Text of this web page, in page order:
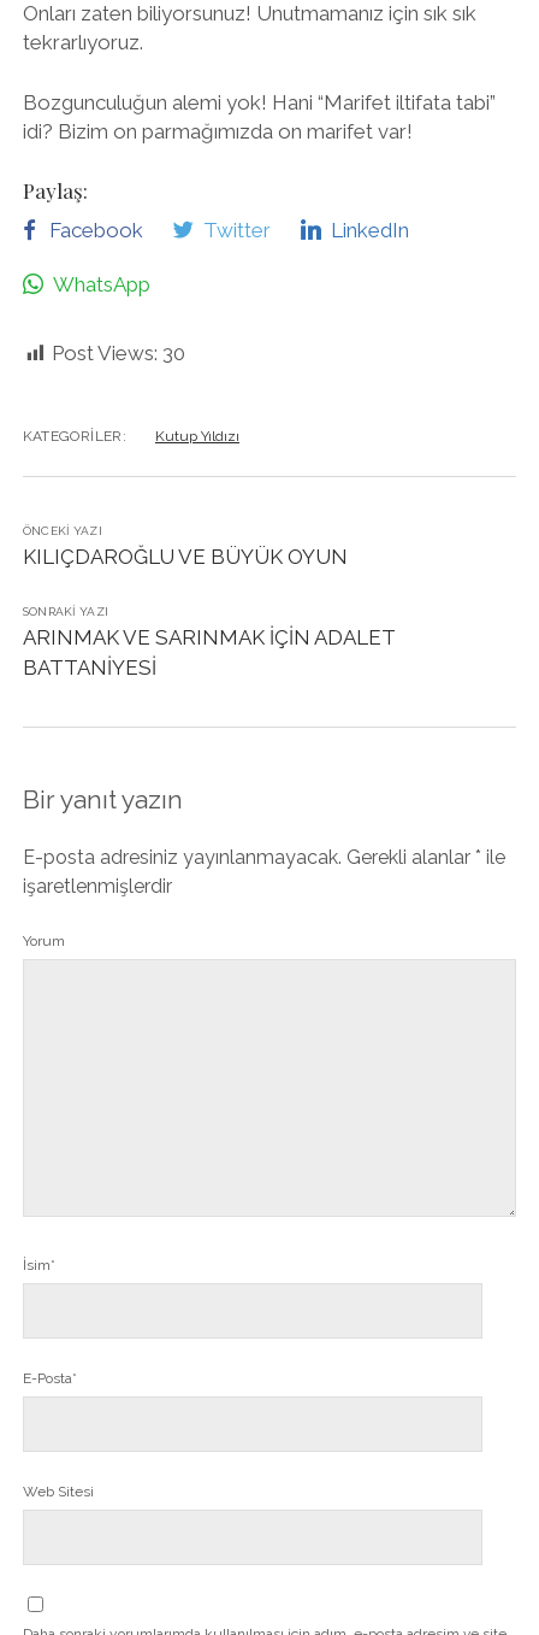
Onları zaten biliyorsunuz! Unutmamanız için sık sık
tekrarlıyoruz.
Bozgunculuğun alemi yok! Hani “Marifet iltifata tabi”
idi? Bizim on parmağımızda on marifet var!
Paylaş:
Facebook Twitter LinkedIn
WhatsApp
Post Views: 30
KATEGORILER: Kutup Yıldızı
ÖNCEKI YAZI
KILIÇDAROĞLU VE BÜYÜK OYUN
SONRAKI YAZI
ARINMAK VE SARINMAK İÇİN ADALET
BATTANİYESİ
Bir yanıt yazın
E-posta adresiniz yayınlanmayacak. Gerekli alanlar * ile
işaretlenmişlerdir
Yorum
İsim*
E-Posta*
Web Sitesi